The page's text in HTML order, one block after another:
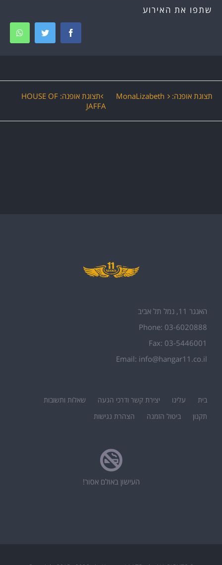
שתפו את האירוע
Facebook
Twitter
אירועתצוגת אופנה: MonaLizabeth
תצוגת אופנה: HOUSE OF
JAFFA
האנגר 11, נמל תל אביב
Phone: 03-6020888
Fax: 03-5446001
Email: info@hangar11.co.il
בית עלינו יצירת קשר ודרכי הגעה
שאלות ותשובות
תקנון
ביטול הזמנה הצהרת נגישות
העישון באולם אסור!